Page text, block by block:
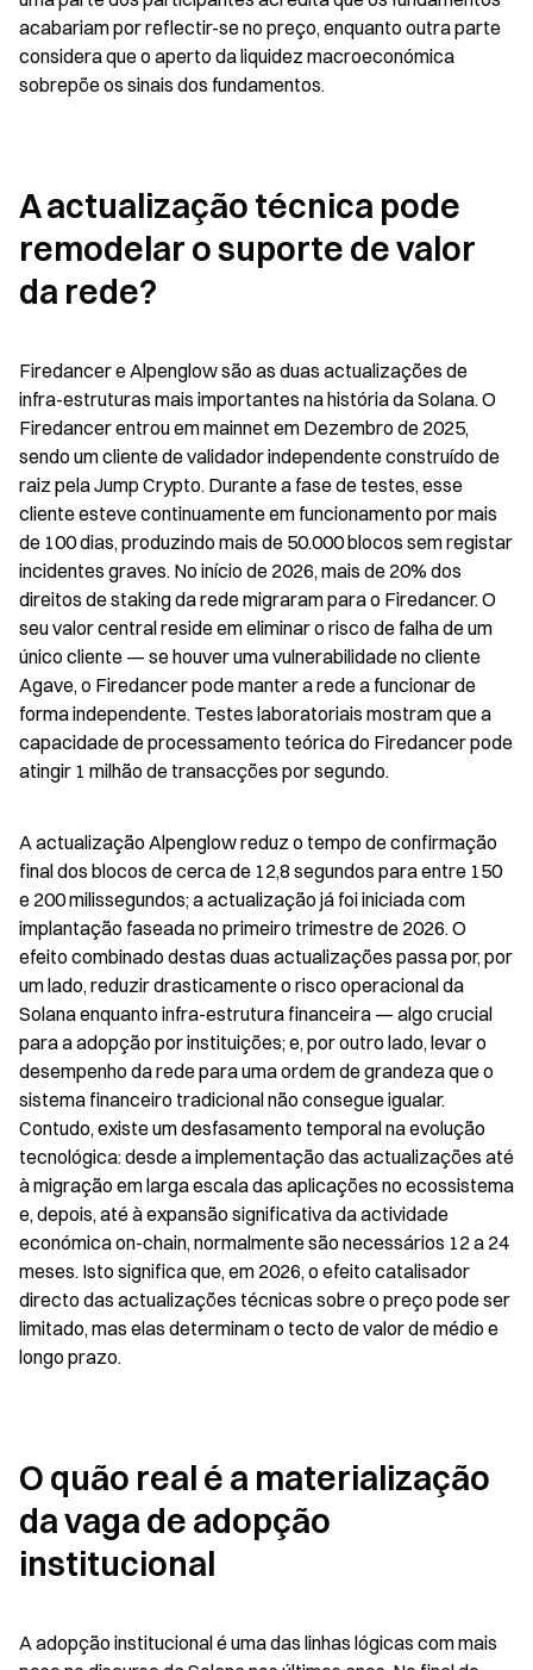
acabariam por reflectir-se no preço, enquanto outra parte
considera que o aperto da liquidez macroeconómica
sobrepõe os sinais dos fundamentos.
A actualização técnica pode
remodelar o suporte de valor
da rede?
Firedancer e Alpenglow são as duas actualizações de
infra-estruturas mais importantes na história da Solana. O
Firedancer entrou em mainnet em Dezembro de 2025,
sendo um cliente de validador independente construído de
raiz pela Jump Crypto. Durante a fase de testes, esse
cliente esteve continuamente em funcionamento por mais
de 100 dias, produzindo mais de 50.000 blocos sem registar
incidentes graves. No início de 2026, mais de 20% dos
direitos de staking da rede migraram para o Firedancer. O
seu valor central reside em eliminar o risco de falha de um
único cliente — se houver uma vulnerabilidade no cliente
Agave, o Firedancer pode manter a rede a funcionar de
forma independente. Testes laboratoriais mostram que a
capacidade de processamento teórica do Firedancer pode
atingir 1 milhão de transacções por segundo.
A actualização Alpenglow reduz o tempo de confirmação
final dos blocos de cerca de 12,8 segundos para entre 150
e 200 milissegundos; a actualização já foi iniciada com
implantação faseada no primeiro trimestre de 2026. O
efeito combinado destas duas actualizações passa por, por
um lado, reduzir drasticamente o risco operacional da
Solana enquanto infra-estrutura financeira — algo crucial
para a adopção por instituições; e, por outro lado, levar o
desempenho da rede para uma ordem de grandeza que o
sistema financeiro tradicional não consegue igualar.
Contudo, existe um desfasamento temporal na evolução
tecnológica: desde a implementação das actualizações até
à migração em larga escala das aplicações no ecossistema
e, depois, até à expansão significativa da actividade
económica on-chain, normalmente são necessários 12 a 24
meses. Isto significa que, em 2026, o efeito catalisador
directo das actualizações técnicas sobre o preço pode ser
limitado, mas elas determinam o tecto de valor de médio e
longo prazo.
O quão real é a materialização
da vaga de adopção
institucional
A adopção institucional é uma das linhas lógicas com mais